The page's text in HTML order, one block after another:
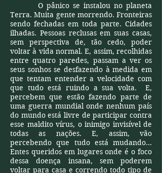
O pânico se instalou no planeta
Terra. Muita gente morrendo. Fronteiras
sendo fechadas em toda parte. Cidades
ilhadas. Pessoas reclusas em suas casas,
sem perspectiva de, tão cedo, poder
voltar à vida normal. E, assim, recolhidas
entre quatro paredes, passam a ver os
seus sonhos se desfazendo à medida em
que tentam entender a velocidade com
que tudo está ruindo a sua volta. E,
percebem que estão fazendo parte de
uma guerra mundial onde nenhum país
do mundo está livre de participar contra
esse maldito vírus, o inimigo invisível de
todas as nações. E, assim, vão
percebendo que tudo está mudando...
Entes queridos em lugares onde é o foco
dessa doença insana, sem poderem
voltar para casa e correndo todo tipo de